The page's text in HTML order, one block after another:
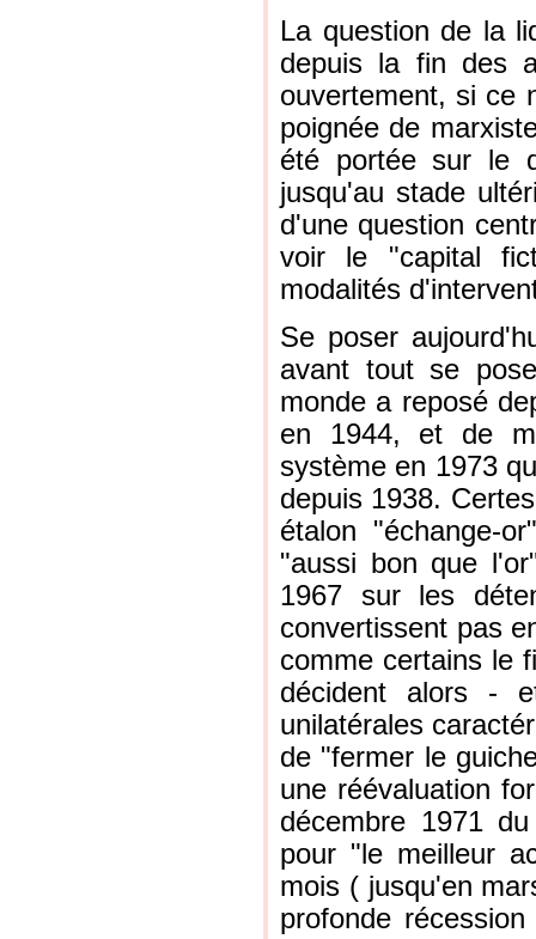
La question de la
depuis la fin des
ouvertement, si ce
poignée de
été portée sur le
jusqu'au stade
d'une question
voir le "capital
modalités
Se poser
avant tout se
monde a reposé
en 1944, et de
système en 1973
depuis 1938.
étalon "échange-
"aussi bon que
1967 sur les
convertissent pas
comme certains le
décident alors -
unilatérales
de "fermer le
une réévaluation
décembre 1971
pour "le meilleur
mois ( jusqu'en
profonde